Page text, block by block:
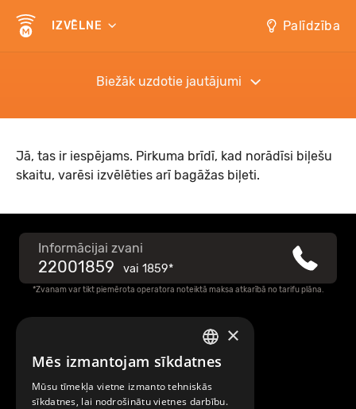
IZVĒLNE Palīdzība
Biežāk uzdotie jautājumi
Jā, tas ir iespējams. Pirkuma brīdī, kad norādīsi biļešu
skaitu, varēsi izvēlēties arī bagāžas biļeti.
Informācijai zvani
22001859 vai 1859*
*Zvanam var tikt piemērota operatora noteiktā maksa atkarībā no tarifu plāna.
Par Mobilly
LATVIAN
ENGLISH
×
Mēs izmantojam sīkdatnes
Mūsu tīmekļa vietne izmanto tehniskās
sīkdatnes, lai nodrošinātu vietnes darbību.